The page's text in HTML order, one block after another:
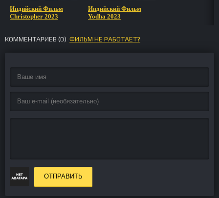
Индийский Фильм
Christopher 2023
Индийский Фильм
Yodha 2023
КОММЕНТАРИЕВ (0) ФИЛЬМ НЕ РАБОТАЕТ?
ОТПРАВИТЬ